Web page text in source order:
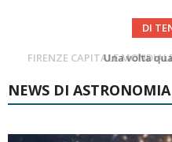
DI
Cielo del
NEWS DI